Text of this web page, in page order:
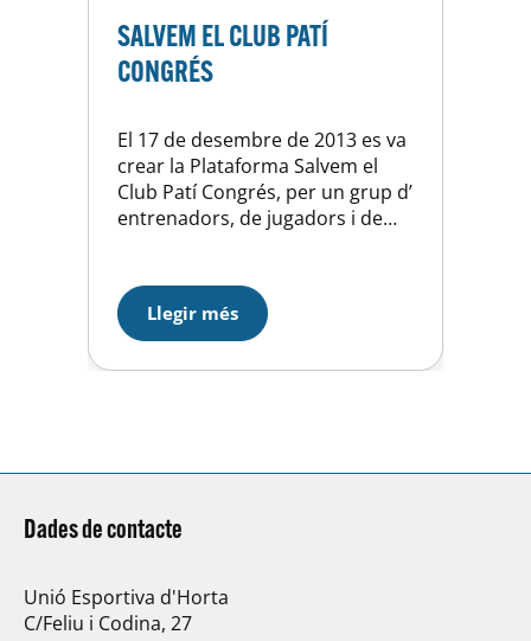
SALVEM EL CLUB PATÍ
CONGRÉS
El 17 de desembre de 2013 es va
crear la Plataforma Salvem el
Club Patí Congrés, per un grup d’
entrenadors, de jugadors i de
Club Patí Congrés al mes de juny
de 2017. Com a bons veïns que
sempre hem sigut,…
Llegir més
Dades de contacte
Unió Esportiva d'Horta
C/Feliu i Codina, 27